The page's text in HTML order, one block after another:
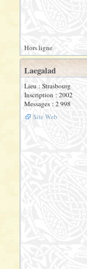
Hors ligne
Laegalad
Lieu : Strasbourg
Inscription : 2002
Messages : 2 998
Site Web